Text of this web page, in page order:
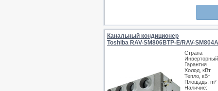
Канальный кондиционер
Toshiba RAV-SM806BTP-E/RAV-
Страна
Инверторный
Гарантия
Холод, кВт
Тепло, кВт
Площадь, m²
Наличие: